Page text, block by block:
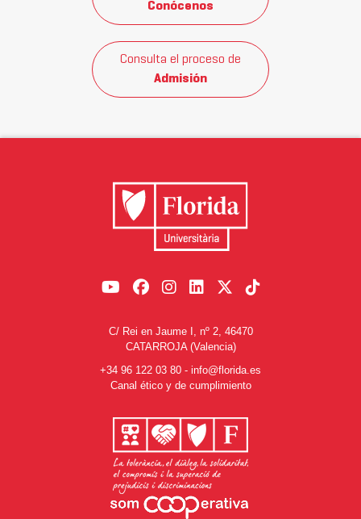
Conócenos
Consulta el proceso de
Admisión
C/ Rei en Jaume I, nº 2, 46470
CATARROJA (Valencia)
+34 96 122 03 80 - info@florida.es
Canal ético y de cumplimiento